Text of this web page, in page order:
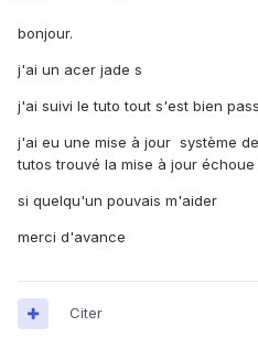
bonjour.
j'ai un acer jade s
j'ai suivi le tuto tout s'est bien
j'ai eu une mise à jour système
tutos trouvé la mise à jour
si quelqu'un pouvais m'aider
merci d'avance
Citer